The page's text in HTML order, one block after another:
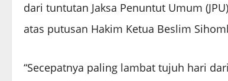
dari tuntutan Jaksa Penuntut Umum
atas putusan Hakim Ketua Beslim
“Secepatnya paling lambat tujuh hari